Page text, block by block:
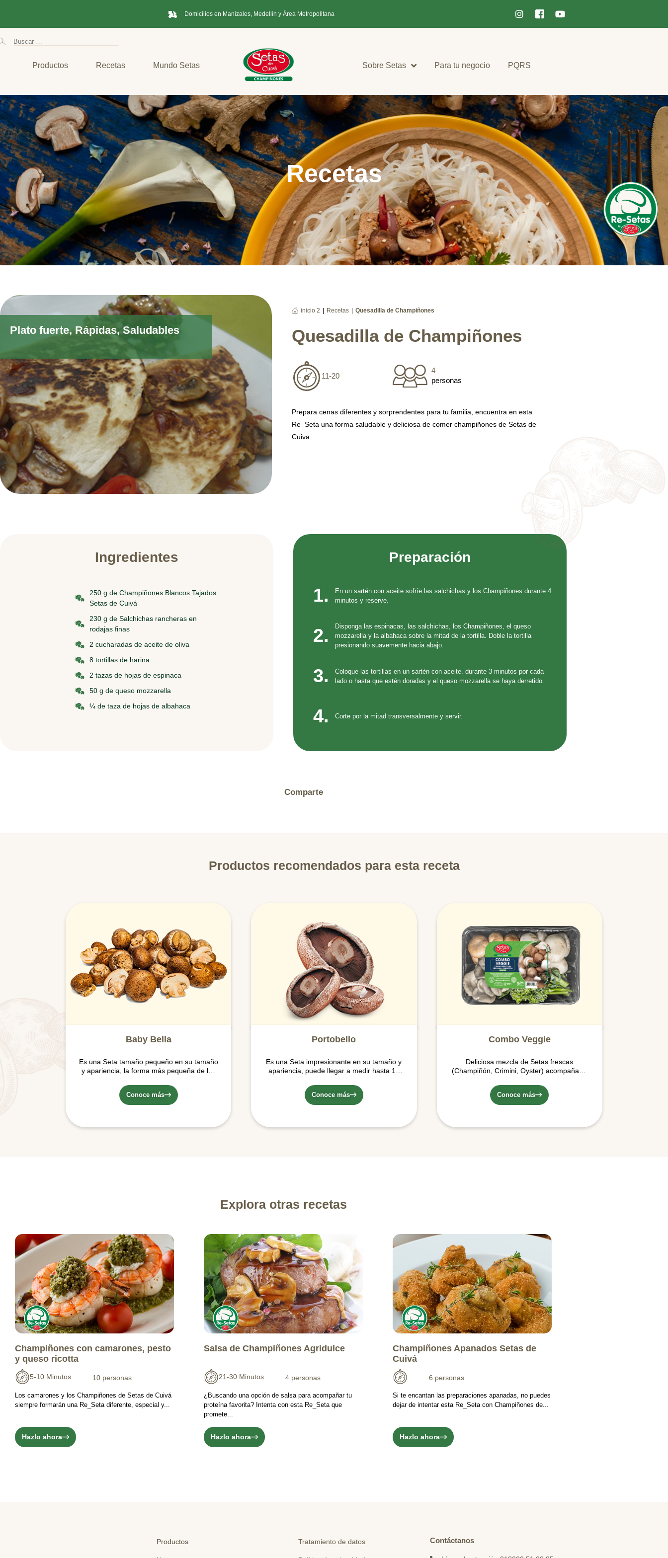
Domicilios en Manizales, Medellín y Área Metropolitana
Productos Recetas Mundo Setas Sobre Setas Para tu negocio PQRS
Recetas
Plato fuerte,Rápidas, Saludables
inicio 2 Recetas Quesadilla de Champiñones
Quesadilla de Champiñones
11-20
4
personas
Prepara cenas diferentes y sorprendentes para tu familia, encuentra en esta
Re_Seta una forma saludable y deliciosa de comer champiñones de Setas de
Cuiva.
Ingredientes
250 g de Champiñones Blancos Tajados
Setas de Cuivá
230 g de Salchichas rancheras en
rodajas finas
2 cucharadas de aceite de oliva
8 tortillas de harina
2 tazas de hojas de espinaca
50 g de queso mozzarella
¼ de taza de hojas de albahaca
Preparación
1.
En un sartén con aceite sofríe las salchichas y los Champiñones durante 4
minutos y reserve.
2.
Disponga las espinacas, las salchichas, los Champiñones, el queso
mozzarella y la albahaca sobre la mitad de la tortilla. Doble la tortilla
presionando suavemente hacia abajo.
3.
Coloque las tortillas en un sartén con aceite. durante 3 minutos por cada
lado o hasta que estén doradas y el queso mozzarella se haya derretido.
4. Corte por la mitad transversalmente y servir.
Comparte
Productos recomendados para esta receta
Baby Bella
Es una Seta tamaño pequeño en su tamaño
y apariencia, la forma más pequeña de los
fuerte y terroso, con una textura y sabor
denso y carnoso.
Conoce más
Portobello
Es una Seta impresionante en su tamaño y
apariencia, puede llegar a medir hasta 15
a Umami) y de color café, con una textura
densa y carnosa. Es la forma madura del
Crimini.
Conoce más
Combo Veggie
Deliciosa mezcla de Setas frescas
(Champiñón, Crimini, Oyster) acompañado
ideales para hacer tus preparaciones más
deliciosas con su aporte vegetal.
Conoce más
Explora otras recetas
Champiñones con camarones, pesto
y queso ricotta
5-10 Minutos 10 personas
Los camarones y los Champiñones de Setas de Cuivá
siempre formarán una Re_Seta diferente, especial y...
Hazlo ahora
Salsa de Champiñones Agridulce
21-30 Minutos 4 personas
¿Buscando una opción de salsa para acompañar tu
proteína favorita? Intenta con esta Re_Seta que
promete...
Hazlo ahora
Champiñones Apanados Setas de
Cuivá
6 personas
Si te encantan las preparaciones apanadas, no puedes
dejar de intentar esta Re_Seta con Champiñones de...
Hazlo ahora
Productos Tratamiento de datos Contáctanos